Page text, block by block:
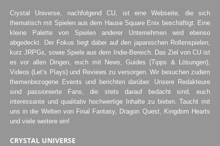
Crystal Universe, nachfolgend CU, ist eine Webseite, die sich
thematisch mit Spielen aus dem Hause Square Enix beschäftigt. Eine
kleine Palette von Spielen anderer Unternehmen wird ebenso
abgedeckt. Der Fokus liegt dabei auf den japanischen Rollenspielen,
kurz JRPGs, sowie Spiele aus dem Indie-Bereich. Das Ziel von CU ist
es vor allen Dingen, euch mit News, Guides (Tipps & Lösungen),
Videos (Let’s Plays) und Reviews zu versorgen. Wir besuchen zudem
themenbezogene Events und berichten darüber. Unsere Redakteure
sind passionierte Fans, die stets darauf bedacht sind, euch
interessante und qualitativ hochwertige Inhalte zu bieten. Taucht mit
uns in die Welten von Final Fantasy, Dragon Quest, Kingdom Hearts
und viele weitere ein!
CRYSTAL UNIVERSE